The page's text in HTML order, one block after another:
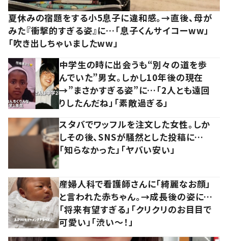
夏休みの宿題をする小5息子に違和感。→直後、母が
みた『衝撃的すぎる姿』に…「息子くんサイコーww」
「吹き出しちゃいましたww」
中学生の時に出会うも“別々の道を歩
んでいた”男女。しかし10年後の現在
→”まさかすぎる姿”に…「2人とも遠回
りしたんだね」「素敵過ぎる」
スタバでワッフルを注文した女性。しか
しその後、SNSが騒然とした投稿に…
「知らなかった」「ヤバい安い」
産婦人科で看護師さんに「綺麗なお顔」
と言われた赤ちゃん。→成長後の姿に…
「将来有望すぎる」「クリクリのお目目で
可愛い」「渋い～！」